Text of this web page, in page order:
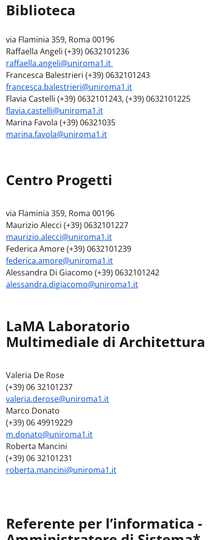
Biblioteca
via Flaminia 359, Roma 00196
Raffaella Angeli (+39) 0632101236
raffaella.angeli@uniroma1.it
Francesca Balestrieri (+39) 0632101243
francesca.balestrieri@uniroma1.it
Flavia Castelli (+39) 0632101243, (+39) 0632101225
flavia.castelli@uniroma1.it
Marina Favola (+39) 06321035
marina.favola@uniroma1.it
Centro Progetti
via Flaminia 359, Roma 00196
Maurizio Alecci (+39) 0632101227
maurizio.alecci@uniroma1.it
Federica Amore (+39) 0632101239
federica.amore@uniroma1.it
Alessandra Di Giacomo (+39) 0632101242
alessandra.digiacomo@uniroma1.it
LaMA Laboratorio
Multimediale di Architettura
Valeria De Rose
(+39) 06 32101237
valeria.derose@uniroma1.it
Marco Donato
(+39) 06 49919229
m.donato@uniroma1.it
Roberta Mancini
(+39) 06 32101231
roberta.mancini@uniroma1.it
Referente per l’informatica -